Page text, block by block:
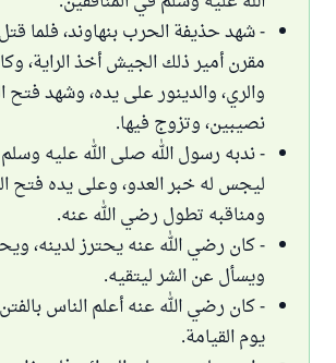
- شهد حذيفة الحرب بنهاوند، فلما
مقرن أمير ذلك الجيش أخذ الراية،
والري، والدينور على يده، وشهد فتح
نصيبين، وتزوج فيها.
- ندبه رسول الله صلى الله عليه وسلم
ليجس له خبر العدو، وعلى يده فتح
ومناقبه تطول رضي الله عنه.
- كان رضي الله عنه يحترز لدينه،
ويسأل عن الشر ليتقيه.
- كان رضي الله عنه أعلم الناس بالفتن
يوم القيامة.